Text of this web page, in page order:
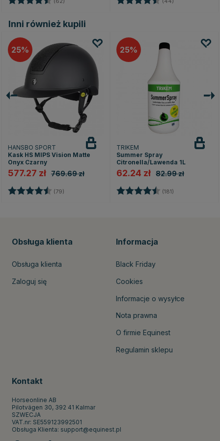
Inni również kupili
25
HANSBO SPORT
Kask HS MIPS Vision Matte
Onyx Czarny
577.27 zł 769.69 zł
Ocena: (79) 4.7 na 5 gwiazdek
25
TRIKEM
Summer Spray
Citronella/Lawenda 1L
62.24 zł 82.99 zł
Ocena: (181)
Obsługa klienta
Obsługa klienta
Zaloguj się
Informacja
Black Friday
Cookies
Informacje o wysyłce
Nota prawna
O firmie Equinest
Regulamin sklepu
Kontakt
Horseonline AB
Pilotvägen 30, 392 41 Kalmar
SZWECJA
VAT.nr: SE559123992501
Obsługa Klienta: support@equinest.pl